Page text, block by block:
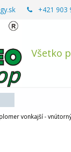
Všetko
+421 903
vonkajší -